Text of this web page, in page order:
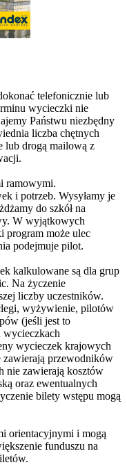
telefonicznie lub
wycieczki nie
Państwu niezbędny
liczba chętnych
lub drogą mailową z
ramowymi.
i potrzeb. Wysyłamy je
do szkół na
W wyjątkowych
program może ulec
podejmuje pilot.
kalkulowane są dla grup
Na życzenie
liczby uczestników.
wyżywienie, pilotów
(jeśli jest to
wycieczkach
wycieczek krajowych
przewodników
nie zawierają kosztów
oraz ewentualnych
bilety wstępu mogą
orientacyjnymi i mogą
funduszu na